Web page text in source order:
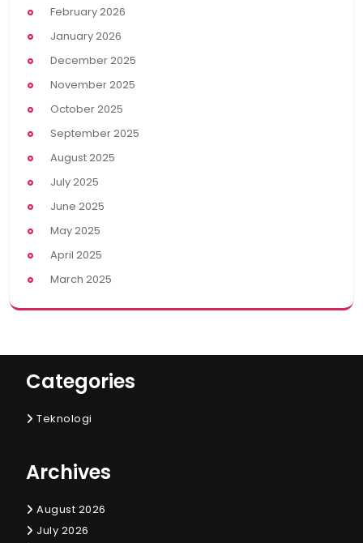
February 2026
January 2026
December 2025
November 2025
October 2025
September 2025
August 2025
July 2025
June 2025
May 2025
April 2025
March 2025
Categories
Teknologi
Archives
August 2026
July 2026